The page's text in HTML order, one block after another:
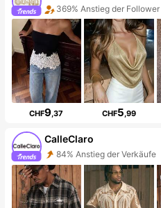
369% Anstieg der Follower
CHF9 ,37 CHF5 ,99
CalleClaro
84% Anstieg der Verkäufe